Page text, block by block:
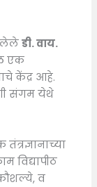
डी. वाय.
एक
केंद्र आहे.
संगम येथे
विद्यापीठ
व